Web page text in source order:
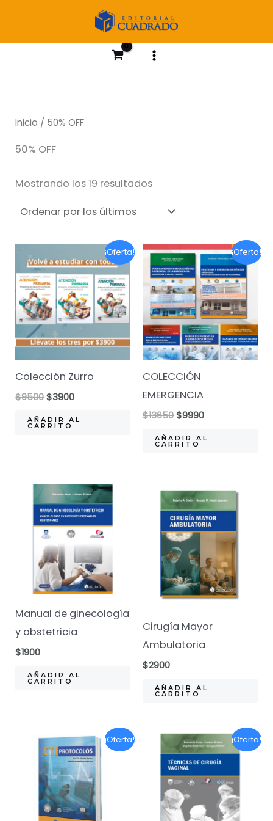
contenido
Inicio / 50% OFF
50% OFF
Mostrando los 19 resultadosOrdenado
últimos
¡Oferta!
Colección Zurro
$9500El
original
era:
$3900El
actual
AÑADIR AL
CARRITO
¡Oferta!
COLECCIÓN
EMERGENCIA
$13650El
original
era:
$9990El
actual
AÑADIR AL
CARRITO
Manual de ginecología
y obstetricia
$1900
AÑADIR AL
CARRITO
Cirugía Mayor
Ambulatoria
$2900
AÑADIR AL
CARRITO
¡Oferta! ¡Oferta!